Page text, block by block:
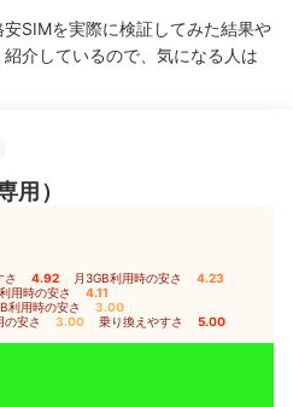
安SIMを実際に検証してみた結果や
介しているので、気になる人は
用）
さ 4.92 月3GB利用時の安さ 4.23
用時の安さ 4.11
利用時の安さ 3.00
の安さ 3.00 乗り換えやすさ 5.00